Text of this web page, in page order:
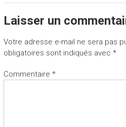
Laisser un
Votre adresse e-mail ne sera pas
obligatoires sont indiqués avec *
Commentaire *